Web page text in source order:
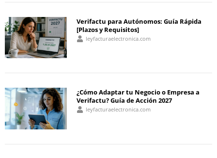
Verifactu para Autónomos: Guía Rápida
[Plazos y Requisitos]
leyfacturaelectronica.com
¿Cómo Adaptar tu Negocio o Empresa a
Verifactu? Guía de Acción 2027
leyfacturaelectronica.com